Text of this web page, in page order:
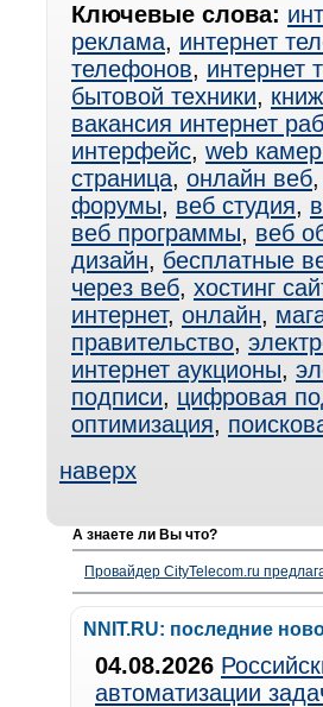
Ключевые слова:
реклама, интернет
телефонов, интернет
бытовой техники,
вакансия интернет
интерфейс, web
страница, онлайн веб
форумы, веб студия,
веб программы, веб
дизайн, бесплатные
через веб, хостинг
интернет, онлайн,
правительство,
интернет аукционы,
подписи, цифровая
оптимизация,
наверх
А знаете ли Вы что?
Провайдер CityTelecom.ru
NNIT.RU: последние
04.08.2026
автоматизации